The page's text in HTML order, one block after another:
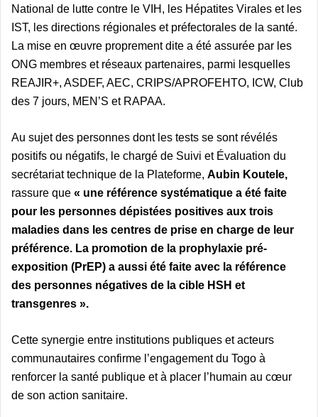
National de lutte contre le VIH, les Hépatites Virales et les
IST, les directions régionales et préfectorales de la santé.
La mise en œuvre proprement dite a été assurée par les
ONG membres et réseaux partenaires, parmi lesquelles
REAJIR+, ASDEF, AEC, CRIPS/APROFEHTO, ICW, Club
des 7 jours, MEN’S et RAPAA.
Au sujet des personnes dont les tests se sont révélés
positifs ou négatifs, le chargé de Suivi et Évaluation du
secrétariat technique de la Plateforme, Aubin Koutele,
rassure que « une référence systématique a été faite
pour les personnes dépistées positives aux trois
maladies dans les centres de prise en charge de leur
préférence. La promotion de la prophylaxie pré-
exposition (PrEP) a aussi été faite avec la référence
des personnes négatives de la cible HSH et
transgenres ».
Cette synergie entre institutions publiques et acteurs
communautaires confirme l’engagement du Togo à
renforcer la santé publique et à placer l’humain au cœur
de son action sanitaire.